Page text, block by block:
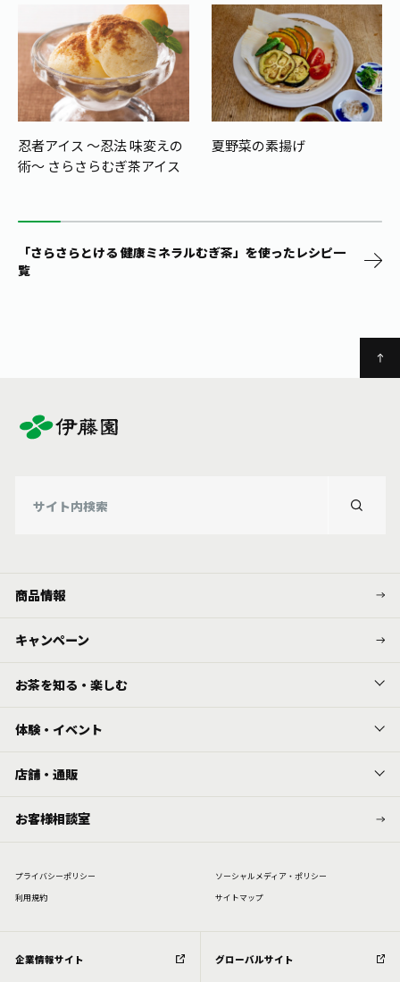
忍者アイス ～忍法 味変えの
術～ さらさらむぎ茶アイス
夏野菜の素揚げ
「さらさらとける 健康ミネラルむぎ茶」を使ったレシピ一
覧
商品情報
キャンペーン
お茶を知る・楽しむ
体験・イベント
店舗・通販
お客様相談室
プライバシーポリシー
ソーシャルメディア・ポリシー
利⽤規約
サイトマップ
企業情報サイト グローバルサイト